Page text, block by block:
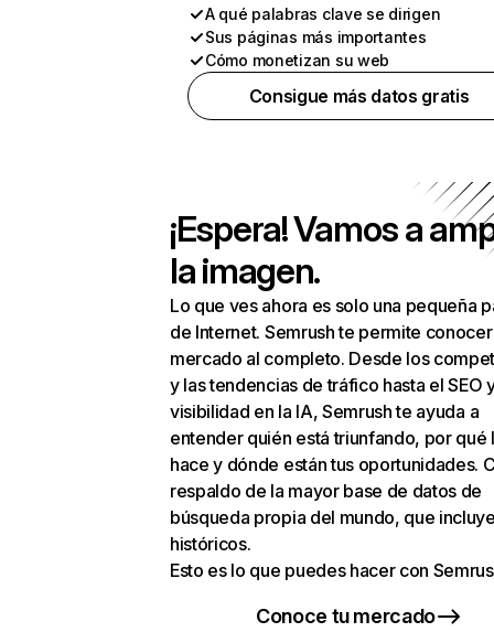
A qué palabras clave se dirigen
Sus páginas más importantes
Cómo monetizan su web
Consigue más datos gratis
¡Espera! Vamos a
la imagen.
Lo que ves ahora es solo una pequeña
de Internet. Semrush te permite
mercado al completo. Desde los
y las tendencias de tráfico hasta el SEO
visibilidad en la IA, Semrush te ayuda a
entender quién está triunfando, por qué
hace y dónde están tus oportunidades.
respaldo de la mayor base de datos de
búsqueda propia del mundo, que
históricos.
Esto es lo que puedes hacer con
Conoce tu mercado